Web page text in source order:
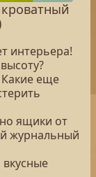
интерьера!
еще
ящики от
журнальный